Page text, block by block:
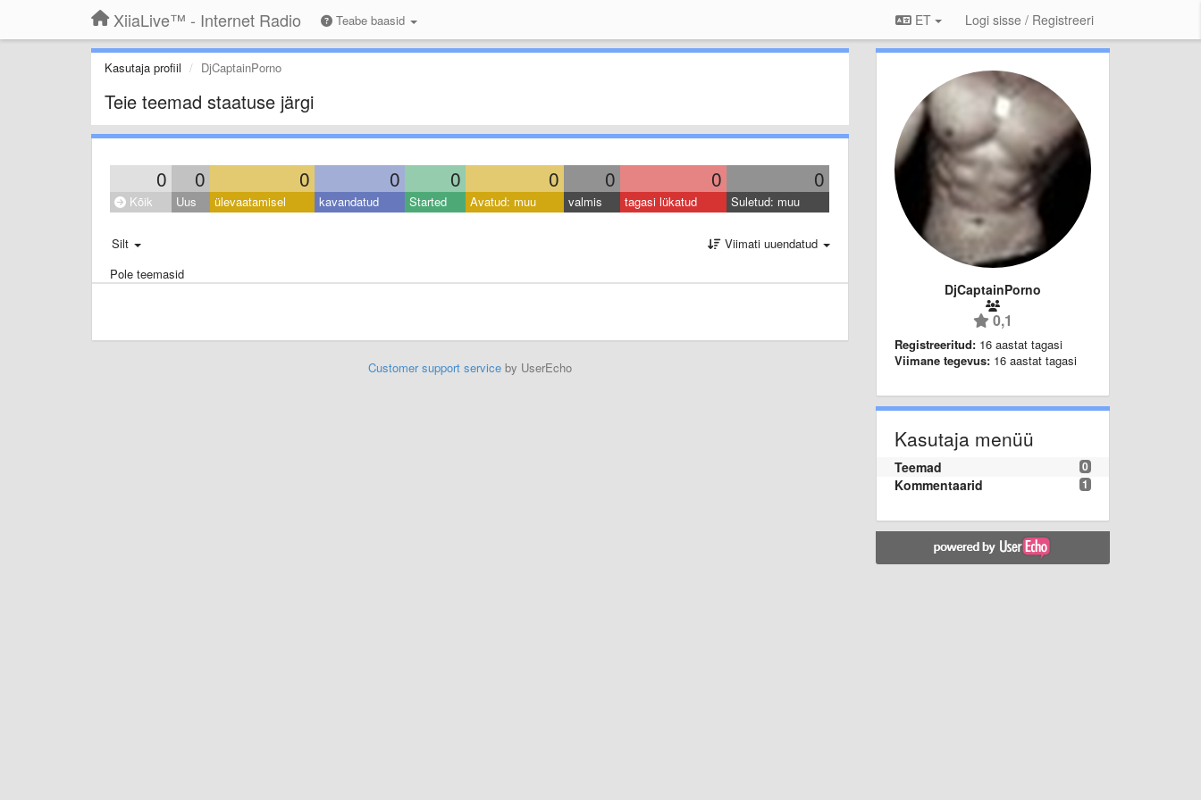
XiiaLive™ - Internet Radio Teabe baasid ET Logi sisse / Registreeri
Kasutaja profiil DjCaptainPorno
Teie teemad staatuse järgi
0 0 0 0 0 0 0 0 0
Kõik Uus ülevaatamisel kavandatud Started Avatud: muu valmis tagasi lükatud Suletud: muu
Silt
Viimati uuendatud
Pole teemasid
Customer support serviceby UserEcho
DjCaptainPorno
0,1
Registreeritud: 16 aastat tagasi
Viimane tegevus: 16 aastat tagasi
Kasutaja menüü
0
Teemad
1
Kommentaarid